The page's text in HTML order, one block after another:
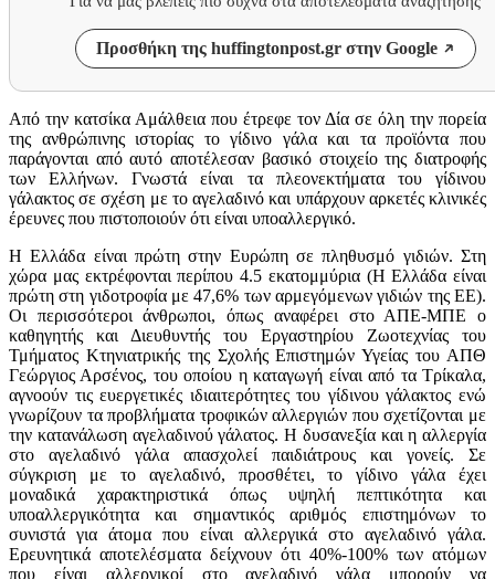
Προσθήκη της huffingtonpost.gr στην Google
Από την κατσίκα Αμάλθεια που έτρεφε τον Δία σε όλη την πορεία
της ανθρώπινης ιστορίας το γίδινο γάλα και τα προϊόντα που
παράγονται από αυτό αποτέλεσαν βασικό στοιχείο της διατροφής
των Ελλήνων. Γνωστά είναι τα πλεονεκτήματα του γίδινου
γάλακτος σε σχέση με το αγελαδινό και υπάρχουν αρκετές κλινικές
έρευνες που πιστοποιούν ότι είναι υποαλλεργικό.
Η Ελλάδα είναι πρώτη στην Ευρώπη σε πληθυσμό γιδιών. Στη
χώρα μας εκτρέφονται περίπου 4.5 εκατομμύρια (Η Ελλάδα είναι
πρώτη στη γιδοτροφία με 47,6% των αρμεγόμενων γιδιών της ΕΕ).
Οι περισσότεροι άνθρωποι, όπως αναφέρει στο ΑΠΕ-ΜΠΕ ο
καθηγητής και Διευθυντής του Εργαστηρίου Ζωοτεχνίας του
Τμήματος Κτηνιατρικής της Σχολής Επιστημών Υγείας του ΑΠΘ
Γεώργιος Αρσένος, του οποίου η καταγωγή είναι από τα Τρίκαλα,
αγνοούν τις ευεργετικές ιδιαιτερότητες του γίδινου γάλακτος ενώ
γνωρίζουν τα προβλήματα τροφικών αλλεργιών που σχετίζονται με
την κατανάλωση αγελαδινού γάλατος. Η δυσανεξία και η αλλεργία
στο αγελαδινό γάλα απασχολεί παιδιάτρους και γονείς. Σε
σύγκριση με το αγελαδινό, προσθέτει, το γίδινο γάλα έχει
μοναδικά χαρακτηριστικά όπως υψηλή πεπτικότητα και
υποαλλεργικότητα και σημαντικός αριθμός επιστημόνων το
συνιστά για άτομα που είναι αλλεργικά στο αγελαδινό γάλα.
Ερευνητικά αποτελέσματα δείχνουν ότι 40%-100% των ατόμων
που είναι αλλεργικοί στο αγελαδινό γάλα μπορούν να